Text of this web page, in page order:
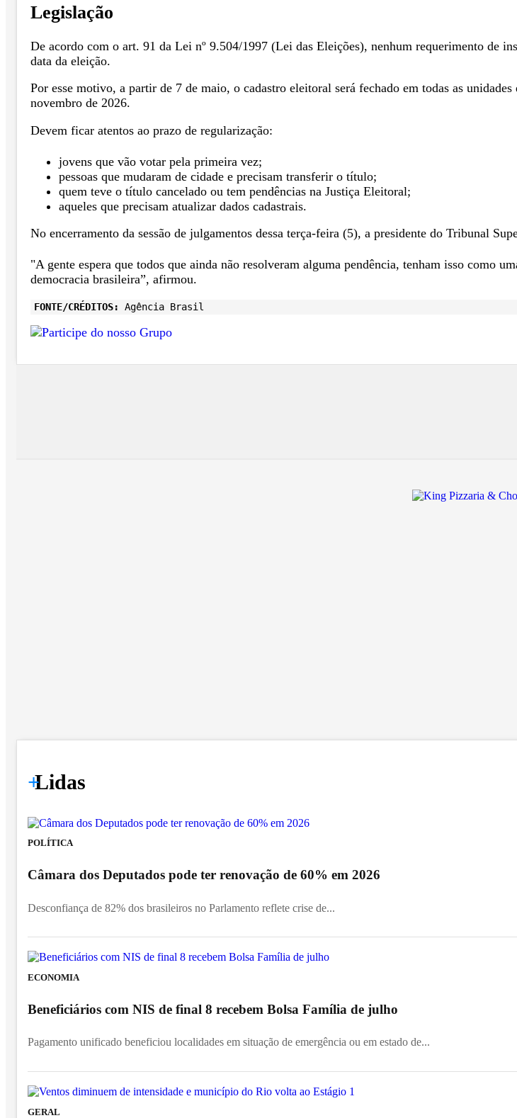
Legislação
De acordo com o art. 91 da Lei nº 9.504/1997 (Lei das Eleições), nenhum requerimento de
data da eleição.
Por esse motivo, a partir de 7 de maio, o cadastro eleitoral será fechado em todas as
novembro de 2026.
Devem ficar atentos ao prazo de regularização:
jovens que vão votar pela primeira vez;
pessoas que mudaram de cidade e precisam transferir o título;
quem teve o título cancelado ou tem pendências na Justiça Eleitoral;
aqueles que precisam atualizar dados cadastrais.
No encerramento da sessão de julgamentos dessa terça-feira (5), a presidente do Tribunal
"A gente espera que todos que ainda não resolveram alguma pendência, tenham isso como
democracia brasileira”, afirmou.
FONTE/CRÉDITOS: Agência Brasil
+
Lidas
POLÍTICA
Câmara dos Deputados pode ter renovação de 60% em 2026
Desconfiança de 82% dos brasileiros no Parlamento reflete crise de...
ECONOMIA
Beneficiários com NIS de final 8 recebem Bolsa Família de julho
Pagamento unificado beneficiou localidades em situação de emergência ou em estado de...
GERAL